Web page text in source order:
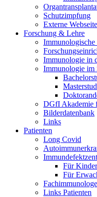
Schutzimpfung
Externe
Forschung & Lehre
Immunologie in
Immunologie im
DGfI Akademie
Bilderdatenbank
Links
Patienten
Long Covid
Für Kinder
Für
Links Patienten